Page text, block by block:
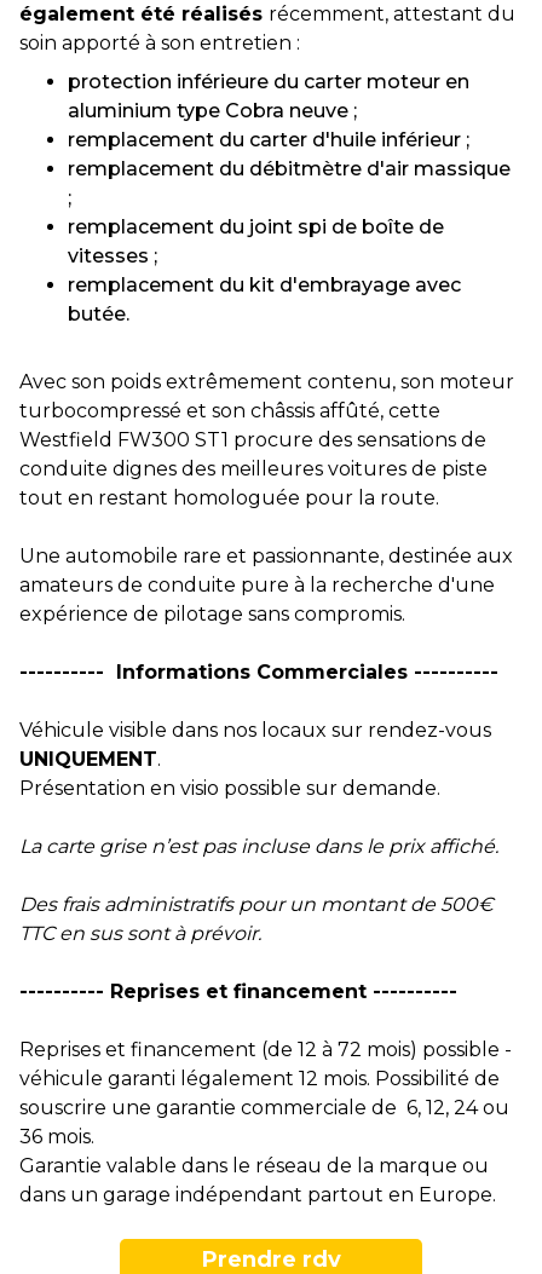
également été réalisés récemment, attestant du
soin apporté à son entretien :
protection inférieure du carter moteur en
aluminium type Cobra neuve ;
remplacement du carter d'huile inférieur ;
remplacement du débitmètre d'air massique
;
remplacement du joint spi de boîte de
vitesses ;
remplacement du kit d'embrayage avec
butée.
Avec son poids extrêmement contenu, son moteur
turbocompressé et son châssis affûté, cette
Westfield FW300 ST1 procure des sensations de
conduite dignes des meilleures voitures de piste
tout en restant homologuée pour la route.
Une automobile rare et passionnante, destinée aux
amateurs de conduite pure à la recherche d'une
expérience de pilotage sans compromis.
---------- Informations Commerciales ----------
Véhicule visible dans nos locaux sur rendez-vous
UNIQUEMENT.
Présentation en visio possible sur demande.
La carte grise n’est pas incluse dans le prix affiché.
Des frais administratifs pour un montant de 500€
TTC en sus sont à prévoir.
---------- Reprises et financement ----------
Reprises et financement (de 12 à 72 mois) possible -
véhicule garanti légalement 12 mois. Possibilité de
souscrire une garantie commerciale de 6, 12, 24 ou
36 mois.
Garantie valable dans le réseau de la marque ou
dans un garage indépendant partout en Europe.
Prendre rdv